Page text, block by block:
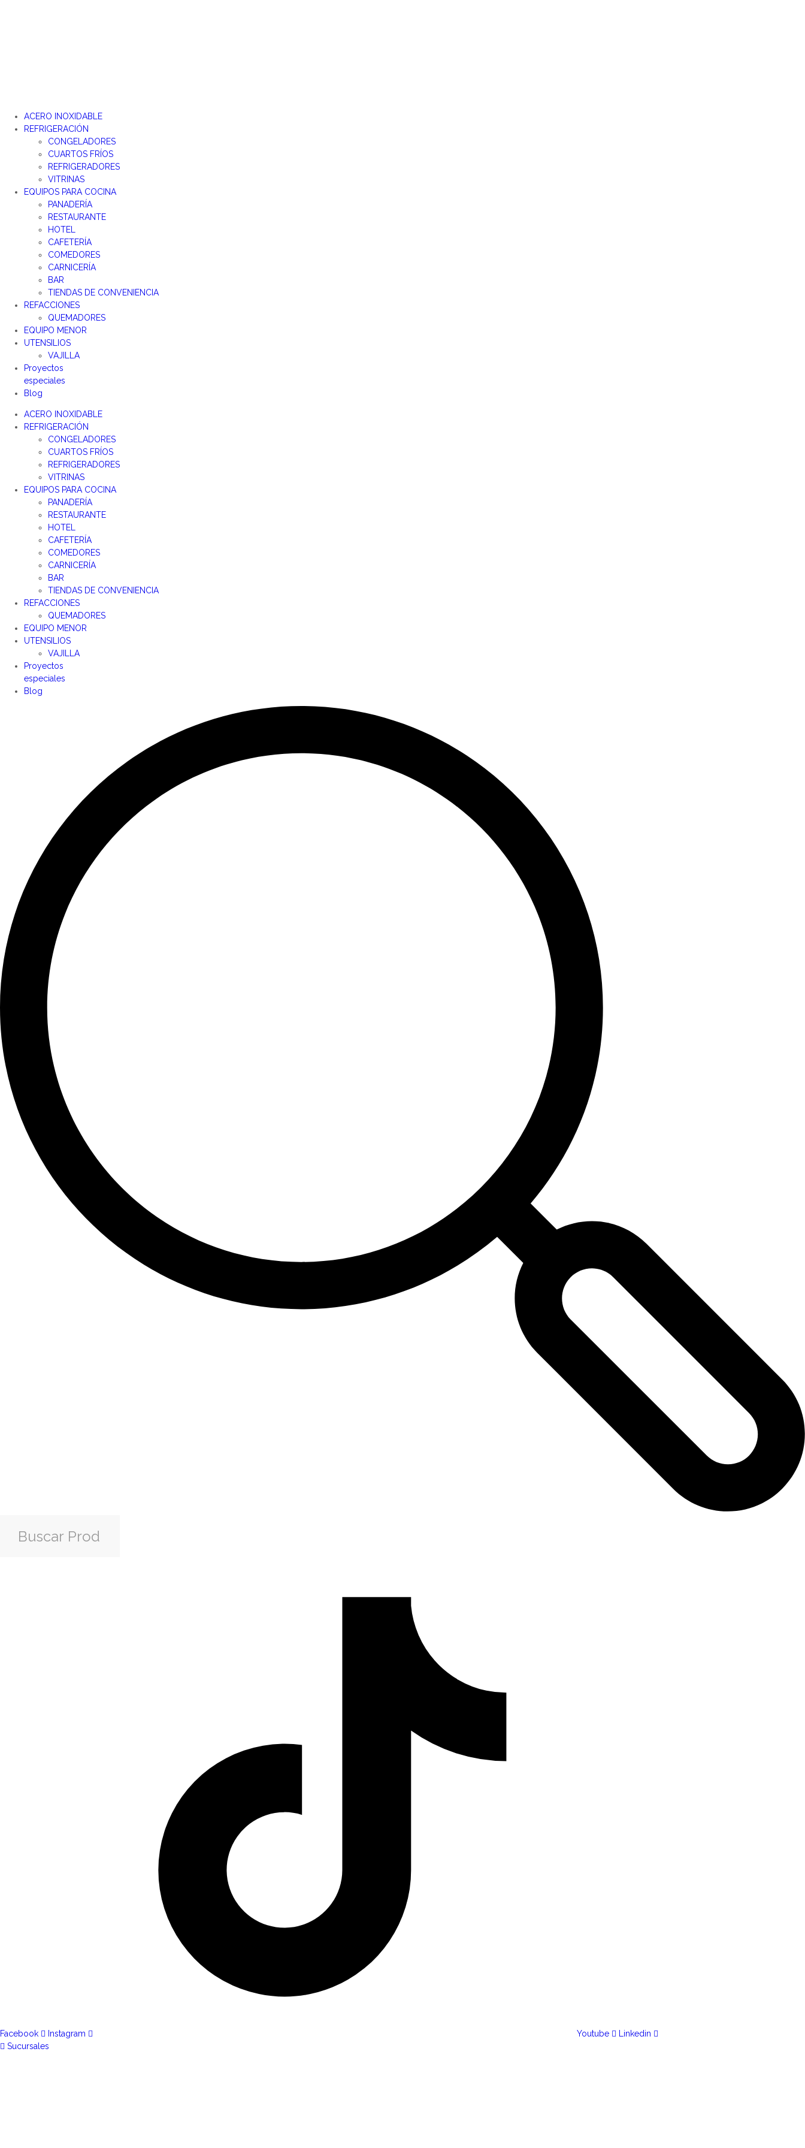
ACERO INOXIDABLE
REFRIGERACIÓN
CONGELADORES
CUARTOS FRÍOS
REFRIGERADORES
VITRINAS
EQUIPOS PARA COCINA
PANADERÍA
RESTAURANTE
HOTEL
CAFETERÍA
COMEDORES
CARNICERÍA
BAR
TIENDAS DE CONVENIENCIA
REFACCIONES
QUEMADORES
EQUIPO MENOR
UTENSILIOS
VAJILLA
Proyectos
especiales
Blog
ACERO INOXIDABLE
REFRIGERACIÓN
CONGELADORES
CUARTOS FRÍOS
REFRIGERADORES
VITRINAS
EQUIPOS PARA COCINA
PANADERÍA
RESTAURANTE
HOTEL
CAFETERÍA
COMEDORES
CARNICERÍA
BAR
TIENDAS DE CONVENIENCIA
REFACCIONES
QUEMADORES
EQUIPO MENOR
UTENSILIOS
VAJILLA
Proyectos
especiales
Blog
Facebook Instagram Youtube
Linkedin
Sucursales